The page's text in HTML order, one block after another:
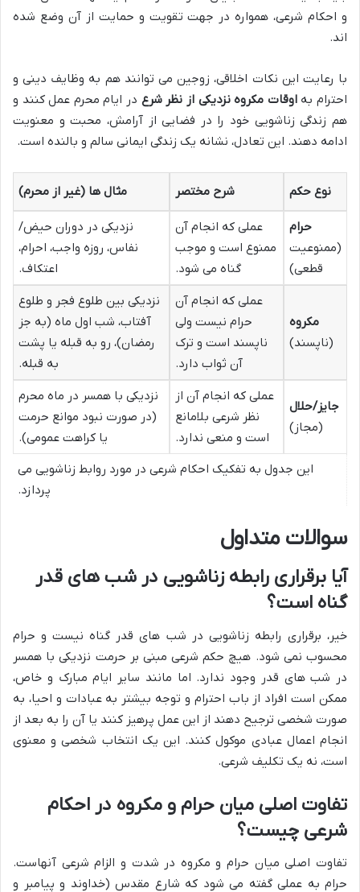
و احکام شرعی، همواره در جهت تقویت و حمایت از آن وضع شده
اند.
با رعایت این نکات اخلاقی، زوجین می توانند هم به وظایف دینی و
احترام بهاوقات مکروه نزدیکی از نظر شرع در ایام محرم عمل کنند و
هم زندگی زناشویی خود را در فضایی از آرامش، محبت و معنویت
ادامه دهند. این تعادل، نشانه یک زندگی ایمانی سالم و بالنده است.
نوع حکم شرح مختصر مثال ها (غیر از محرم)
حرام
(ممنوعیت
قطعی)
عملی که انجام آن
ممنوع است و موجب
گناه می شود.
نزدیکی در دوران حیض/
نفاس، روزه واجب، احرام،
اعتکاف.
مکروه
(ناپسند)
عملی که انجام آن
حرام نیست ولی
ناپسند است و ترک
آن ثواب دارد.
نزدیکی بین طلوع فجر و طلوع
آفتاب، شب اول ماه (به جز
رمضان)، رو به قبله یا پشت
به قبله.
جایز/حلال
(مجاز)
عملی که انجام آن از
نظر شرعی بلامانع
است و منعی ندارد.
نزدیکی با همسر در ماه محرم
(در صورت نبود موانع حرمت
یا کراهت عمومی).
این جدول به تفکیک احکام شرعی در مورد روابط زناشویی می
پردازد.
سوالات متداول
آیا برقراری رابطه زناشویی در شب های قدر
گناه است؟
خیر، برقراری رابطه زناشویی در شب های قدر گناه نیست و حرام
محسوب نمی شود. هیچ حکم شرعی مبنی بر حرمت نزدیکی با همسر
در شب های قدر وجود ندارد. اما مانند سایر ایام مبارک و خاص،
ممکن است افراد از باب احترام و توجه بیشتر به عبادات و احیا، به
صورت شخصی ترجیح دهند از این عمل پرهیز کنند یا آن را به بعد از
انجام اعمال عبادی موکول کنند. این یک انتخاب شخصی و معنوی
است، نه یک تکلیف شرعی.
تفاوت اصلی میان حرام و مکروه در احکام
شرعی چیست؟
تفاوت اصلی میان حرام و مکروه در شدت و الزام شرعی آنهاست.
حرام به عملی گفته می شود که شارع مقدس (خداوند و پیامبر و